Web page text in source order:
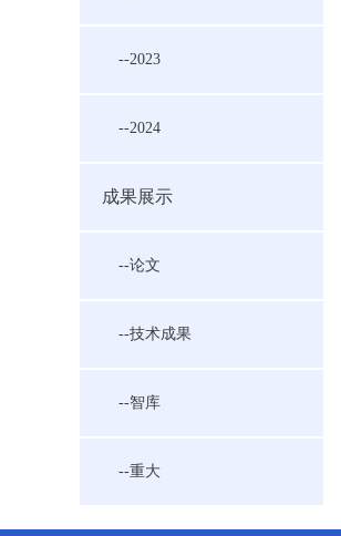
--2023
--2024
成果展示
--论文
--技术成果
--智库
--重大